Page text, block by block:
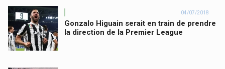
04/07/2018
Gonzalo Higuain serait en train de prendre
la direction de la Premier League